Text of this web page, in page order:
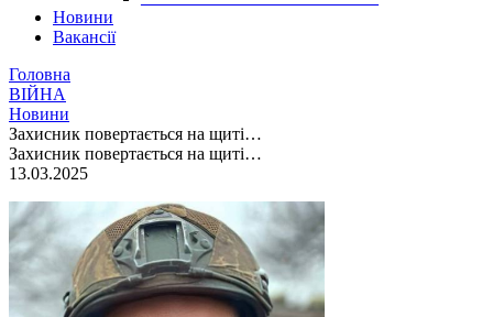
Новини
Вакансії
Головна
ВІЙНА
Новини
Захисник повертається на щиті…
Захисник повертається на щиті…
13.03.2025